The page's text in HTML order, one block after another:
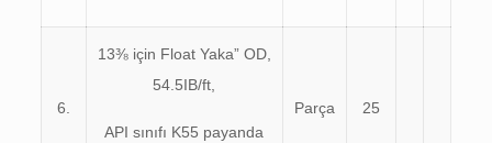
6.
13⅜ için Float Yaka” OD,
54.5IB/ft,
API sınıfı K55 payanda
Parça 25